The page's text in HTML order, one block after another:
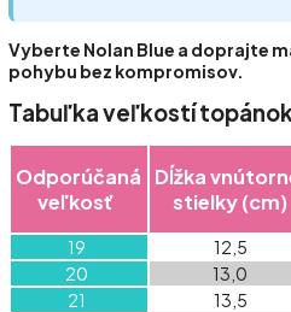
Vyberte Nolan Blue a doprajte
pohybu bez kompromisov.
Tabuľka veľkostí topánok
Odporúčaná
veľkosť
Dĺžka
stielky (cm)
19
12,5
20
13,0
21
13,5